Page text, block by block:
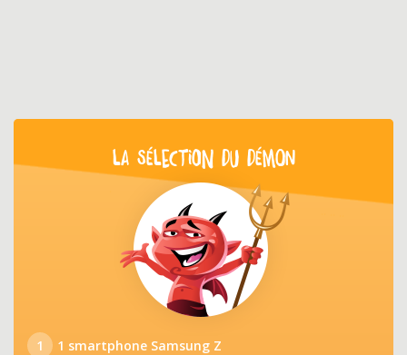
LA SÉLECTION DU DÉMON
1
1 smartphone Samsung Z